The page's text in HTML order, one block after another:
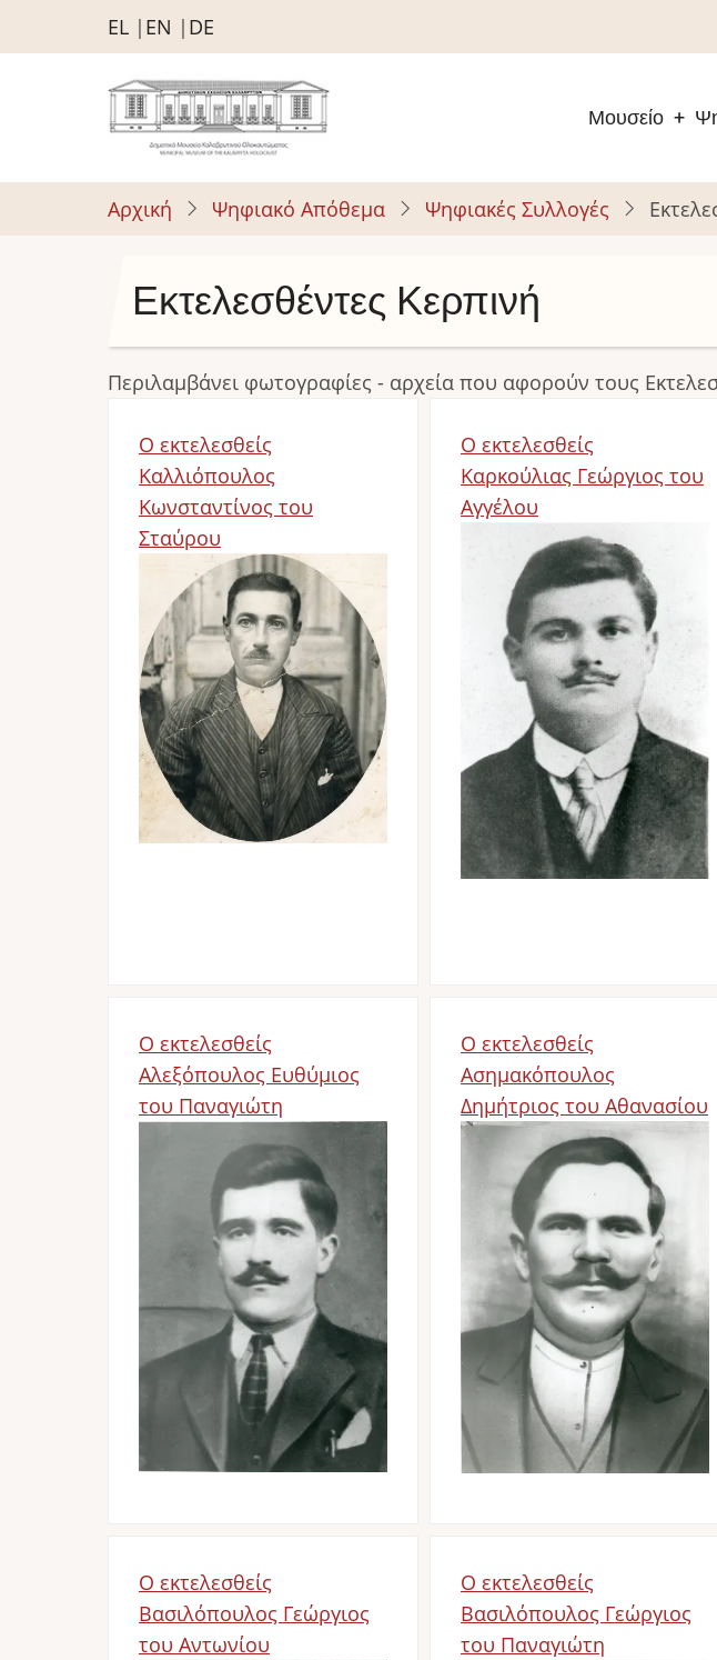
Παράκαμψη
προς
περιεχόμενο
EL EN DE
Μουσείο
Αρχική Ψηφιακό Απόθεμα Ψηφιακές Συλλογές
Εκτελεσθέντες Κερπινή
Περιλαμβάνει φωτογραφίες - αρχεία που αφορούν τους
Ο εκτελεσθείς
Καλλιόπουλος
Κωνσταντίνος του
Σταύρου
Image
Ο εκτελεσθείς
Καρκούλιας Γεώργιος του
Αγγέλου
Ο εκτελεσθείς
Αλεξόπουλος Ευθύμιος
του Παναγιώτη
Ο εκτελεσθείς
Ασημακόπουλος
Δημήτριος του Αθανασίου
Image
Ο εκτελεσθείς
Βασιλόπουλος Γεώργιος
του Αντωνίου
Ο εκτελεσθείς
Βασιλόπουλος Γεώργιος
του Παναγιώτη